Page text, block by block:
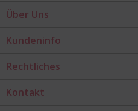
Über Uns
Kundeninfo
Rechtliches
Kontakt